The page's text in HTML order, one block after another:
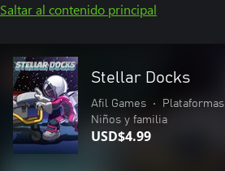
Saltar al contenido principal
Stellar Docks
Afil Games • Plataformas
Niños y familia
USD$4.99